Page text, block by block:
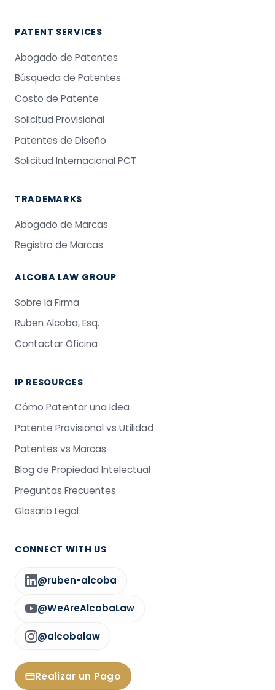
PATENT SERVICES
Abogado de Patentes
Búsqueda de Patentes
Costo de Patente
Solicitud Provisional
Patentes de Diseño
Solicitud Internacional PCT
TRADEMARKS
Abogado de Marcas
Registro de Marcas
ALCOBA LAW GROUP
Sobre la Firma
Ruben Alcoba, Esq.
Contactar Oficina
IP RESOURCES
Cómo Patentar una Idea
Patente Provisional vs Utilidad
Patentes vs Marcas
Blog de Propiedad Intelectual
Preguntas Frecuentes
Glosario Legal
CONNECT WITH US
@ruben-alcoba
@WeAreAlcobaLaw
@alcobalaw
Realizar un Pago